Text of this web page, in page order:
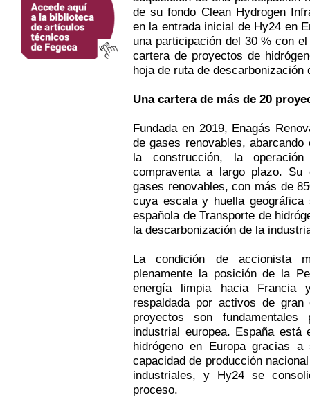
de su fondo Clean Hydrogen
en la entrada inicial de Hy24 en
una participación del 30 % con
cartera de proyectos de
hoja de ruta de descarbonización
Una cartera de más de 20
Fundada en 2019, Enagás
de gases renovables,
la construcción, la
compraventa a largo plazo.
gases renovables, con más de
cuya escala y huella
española de Transporte de
la descarbonización de la
La condición de accionista
plenamente la posición de la
energía limpia hacia Francia
respaldada por activos de
proyectos son
industrial europea. España
hidrógeno en Europa gracias
capacidad de producción
industriales, y Hy24 se
proceso.